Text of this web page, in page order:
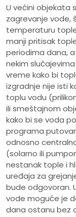
U većini objekata
zagrevanje vode,
temperaturu
manji pritisak
periodima dana,
nekim
vreme kako bi
izgradnje nije isti
toplu vodu
ili smeštajnom
kako bi se voda
programa
odnosno
(solarno ili
nestanak tople i
uređaja za
bude odgovoran.
vode moguće je
dana ostanu bez